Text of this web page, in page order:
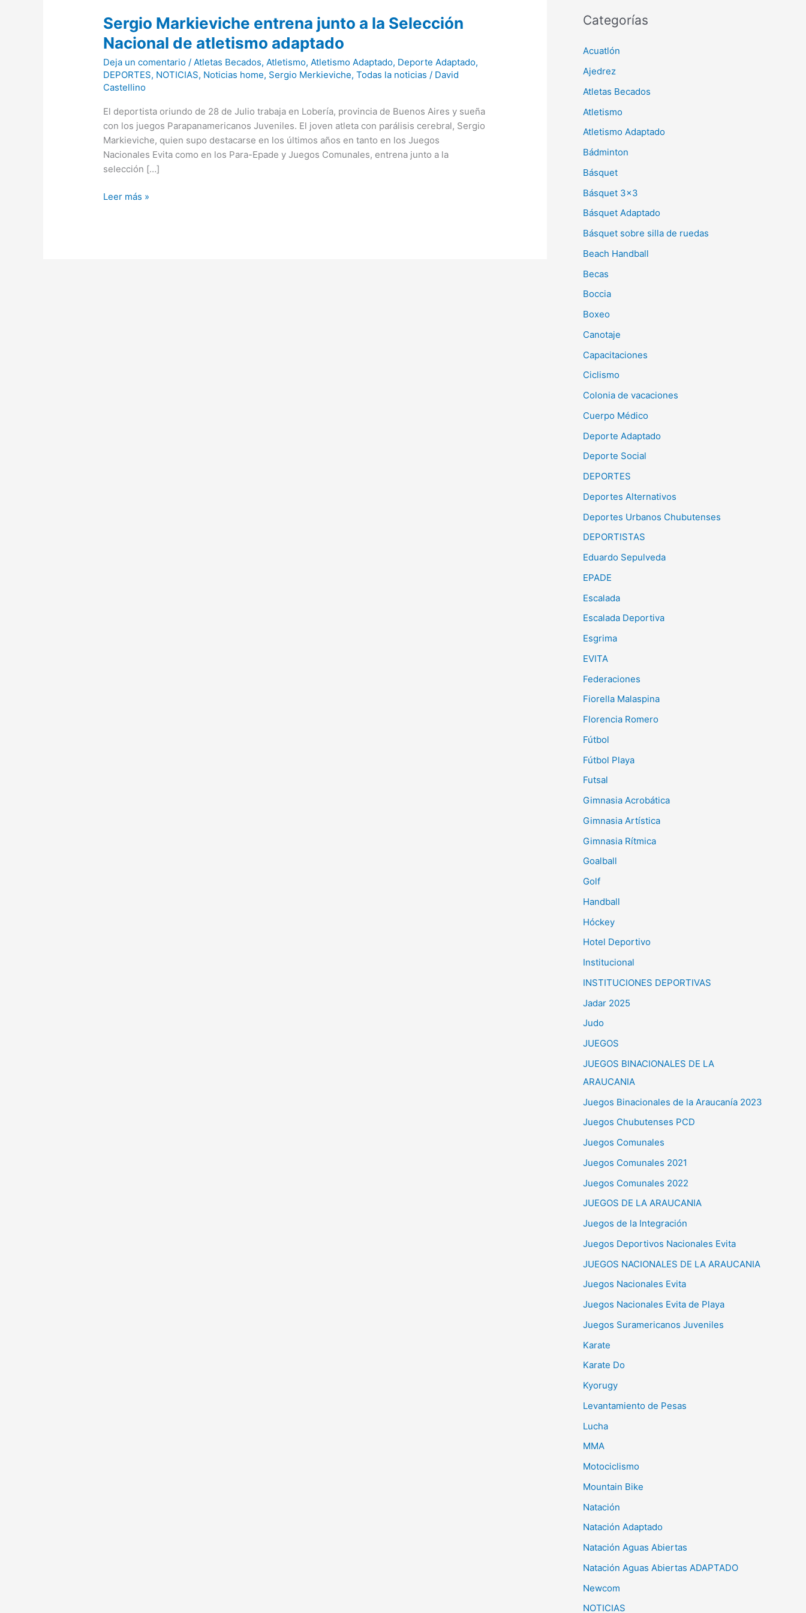
Sergio Markieviche entrena junto a la Selección
Nacional de atletismo adaptado
Deja un comentario / Atletas Becados, Atletismo, Atletismo Adaptado, Deporte Adaptado,
DEPORTES, NOTICIAS, Noticias home, Sergio Merkieviche,Todas la noticias / David
Castellino
El deportista oriundo de 28 de Julio trabaja en Lobería, provincia de Buenos Aires y sueña
con los juegos Parapanamericanos Juveniles. El joven atleta con parálisis cerebral, Sergio
Markieviche, quien supo destacarse en los últimos años en tanto en los Juegos
Nacionales Evita como en los Para-Epade y Juegos Comunales, entrena junto a la
selección […]
Leer más »
Categorías
Acuatlón
Ajedrez
Atletas Becados
Atletismo
Atletismo Adaptado
Bádminton
Básquet
Básquet 3×3
Básquet Adaptado
Básquet sobre silla de ruedas
Beach Handball
Becas
Boccia
Boxeo
Canotaje
Capacitaciones
Ciclismo
Colonia de vacaciones
Cuerpo Médico
Deporte Adaptado
Deporte Social
DEPORTES
Deportes Alternativos
Deportes Urbanos Chubutenses
DEPORTISTAS
Eduardo Sepulveda
EPADE
Escalada
Escalada Deportiva
Esgrima
EVITA
Federaciones
Fiorella Malaspina
Florencia Romero
Fútbol
Fútbol Playa
Futsal
Gimnasia Acrobática
Gimnasia Artística
Gimnasia Rítmica
Goalball
Golf
Handball
Hóckey
Hotel Deportivo
Institucional
INSTITUCIONES DEPORTIVAS
Jadar 2025
Judo
JUEGOS
JUEGOS BINACIONALES DE LA
ARAUCANIA
Juegos Binacionales de la Araucanía 2023
Juegos Chubutenses PCD
Juegos Comunales
Juegos Comunales 2021
Juegos Comunales 2022
JUEGOS DE LA ARAUCANIA
Juegos de la Integración
Juegos Deportivos Nacionales Evita
JUEGOS NACIONALES DE LA ARAUCANIA
Juegos Nacionales Evita
Juegos Nacionales Evita de Playa
Juegos Suramericanos Juveniles
Karate
Karate Do
Kyorugy
Levantamiento de Pesas
Lucha
MMA
Motociclismo
Mountain Bike
Natación
Natación Adaptado
Natación Aguas Abiertas
Natación Aguas Abiertas ADAPTADO
Newcom
NOTICIAS